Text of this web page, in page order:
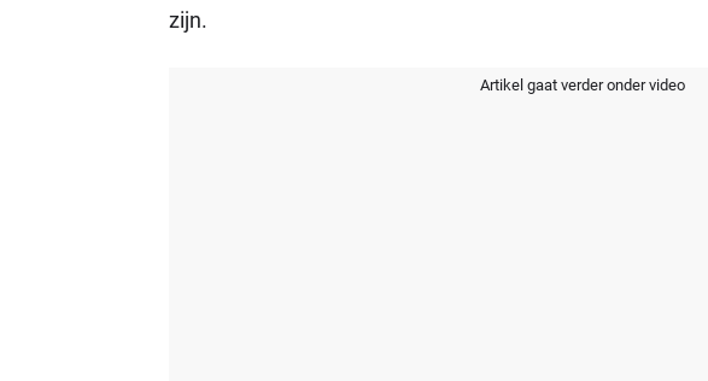
zijn.
Artikel gaat verder onder video